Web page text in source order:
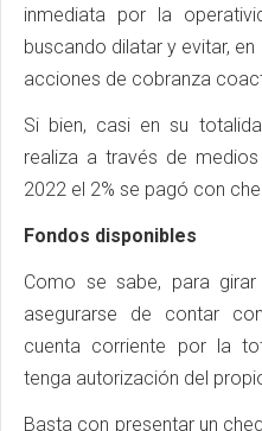
inmediata por la
buscando dilatar y evitar,
acciones de cobranza
Si bien, casi en su
realiza a través de
2022 el 2% se pagó con
Fondos disponibles
Como se sabe, para
asegurarse de contar
cuenta corriente por la
tenga autorización del
Basta con presentar un